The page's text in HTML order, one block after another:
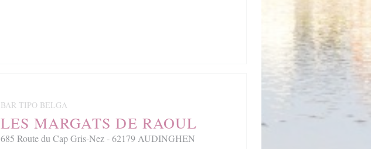
BAR TIPO BELGA
LES MARGATS DE RAOUL
685 Route du Cap Gris-Nez - 62179 AUDINGHEN